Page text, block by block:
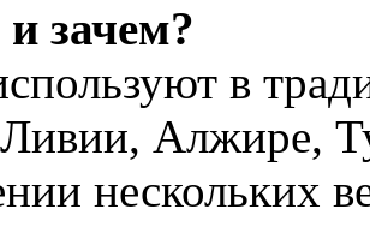
зачем?
в
Ливии, Алжире,
нескольких